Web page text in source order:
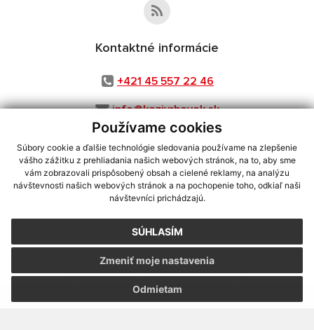
Používame cookies
Súbory cookie a ďalšie technológie sledovania používame na zlepšenie
vášho zážitku z prehliadania našich webových stránok, na to, aby sme
vám zobrazovali prispôsobený obsah a cielené reklamy, na analýzu
návštevnosti našich webových stránok a na pochopenie toho, odkiaľ naši
návštevníci prichádzajú.
SÚHLASÍM
Odmietam
Zmeniť moje nastavenia
Kontaktné informácie
+421 45 557 22 46
info@kozivrbovok.sk
využite možnosť získavania aktuálnych informácií s využitím RSS
CMS systém (redakčný) systém ECHELON 2,Mapa stránok,web portál
webex.digital, s.r.o.,domény,registrácia domény
Posledná aktualizácia:30.07.2026
Vytlačiť stránku|Vyhlásenie o prístupnosti